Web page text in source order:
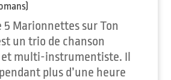
5 Marionnettes sur Ton
un trio de chanson
multi-instrumentiste. Il
plus d’une heure